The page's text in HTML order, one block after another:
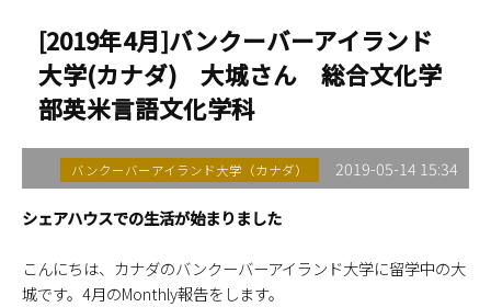
[2019年4月]バンクーバーアイランド
大学(カナダ) 大城さん 総合文化学
部英米言語文化学科
バンクーバーアイランド大学（カナダ） 2019-05-14 15:34
シェアハウスでの生活が始まりました
こんにちは、カナダのバンクーバーアイランド大学に留学中の大
城です。4月のMonthly報告をします。